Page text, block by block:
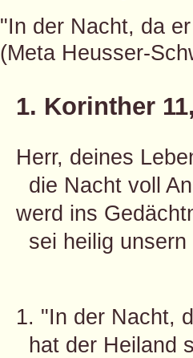
"In der Nacht, da
(Meta Heusser-
1. Korinther
Herr, deines
die Nacht voll
werd ins
sei heilig
1. "In der Nacht,
hat der Heiland